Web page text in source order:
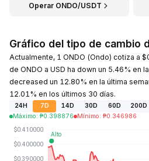
Operar ONDO/USDT
Gráfico del tipo de cambio
Actualmente, 1 ONDO (Ondo) cotiza a
de ONDO a USD ha down un 5.46% en
decreased un 12.80% en la última
12.01% en los últimos 30 días.
24H 7D 14D 30D 60D
200D
Máximo: ₱0.398876 Mínimo: ₱0.346986